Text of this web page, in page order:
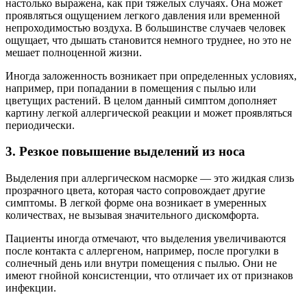
настолько выражена, как при тяжелых случаях. Она может
проявляться ощущением легкого давления или временной
непроходимостью воздуха. В большинстве случаев человек
ощущает, что дышать становится немного труднее, но это не
мешает полноценной жизни.
Иногда заложенность возникает при определенных условиях,
например, при попадании в помещения с пылью или
цветущих растений. В целом данный симптом дополняет
картину легкой аллергической реакции и может проявляться
периодически.
3. Резкое повышение выделений из носа
Выделения при аллергическом насморке — это жидкая слизь
прозрачного цвета, которая часто сопровождает другие
симптомы. В легкой форме она возникает в умеренных
количествах, не вызывая значительного дискомфорта.
Пациенты иногда отмечают, что выделения увеличиваются
после контакта с аллергеном, например, после прогулки в
солнечный день или внутри помещения с пылью. Они не
имеют гнойной консистенции, что отличает их от признаков
инфекции.